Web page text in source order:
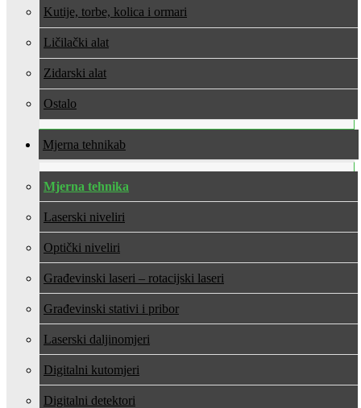
Kutije, torbe, kolica i ormari
Ličilački alat
Zidarski alat
Ostalo
Mjerna tehnika
Mjerna tehnika
Laserski niveliri
Optički niveliri
Građevinski laseri – rotacijski laseri
Građevinski stativi i pribor
Laserski daljinomjeri
Digitalni kutomjeri
Digitalni detektori